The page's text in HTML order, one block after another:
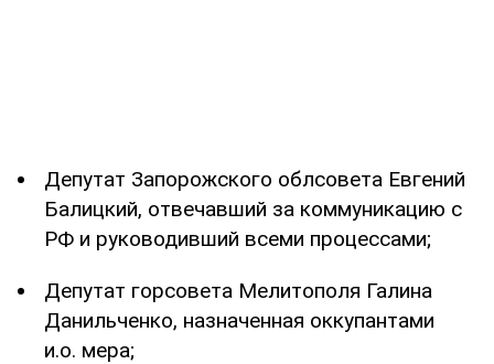
Депутат Запорожского облсовета Евгений
Балицкий, отвечавший за коммуникацию с
РФ и руководивший всеми процессами;
Депутат горсовета Мелитополя Галина
Данильченко, назначенная оккупантами
и.о. мера;